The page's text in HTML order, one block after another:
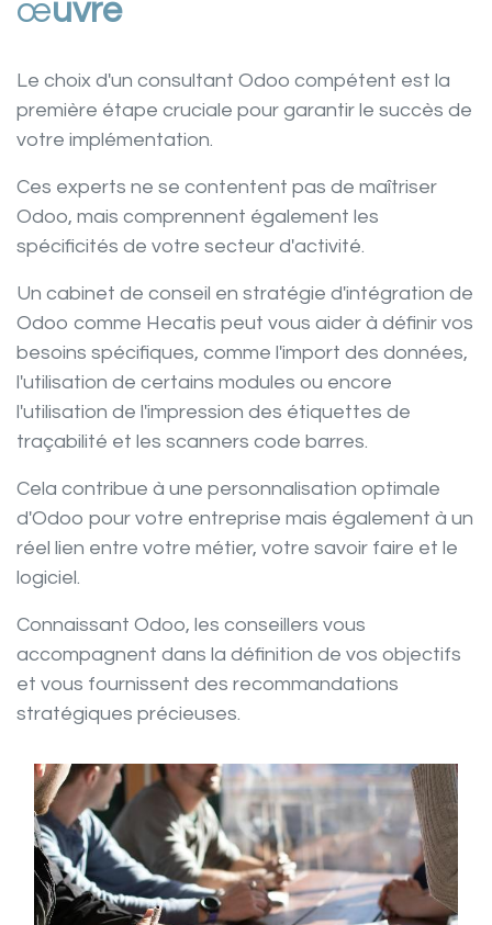
œuvre
Le choix d'un consultant Odoo compétent est la
première étape cruciale pour garantir le succès de
votre implémentation.
Ces experts ne se contentent pas de maîtriser
Odoo, mais comprennent également les
spécificités de votre secteur d'activité.
Un cabinet de conseil en stratégie d'intégration de
Odoo comme Hecatis peut vous aider à définir vos
besoins spécifiques, comme l'import des données,
l'utilisation de certains modules ou encore
l'utilisation de l'impression des étiquettes de
traçabilité et les scanners code barres.
Cela contribue à une personnalisation optimale
d'Odoo pour votre entreprise mais également à un
réel lien entre votre métier, votre savoir faire et le
logiciel.
Connaissant Odoo, les conseillers vous
accompagnent dans la définition de vos objectifs
et vous fournissent des recommandations
stratégiques précieuses.